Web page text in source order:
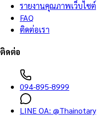
รายงานคุณภาพเว็บไซต์
FAQ
ติดต่อเรา
ติดต่อ
094-895-8999
LINE OA: @Thainotary